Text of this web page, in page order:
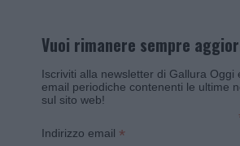
Vuoi rimanere sempre
Iscriviti alla newsletter di Gallura Oggi
email periodiche contenenti le ultime
sul sito web!
Indirizzo email *